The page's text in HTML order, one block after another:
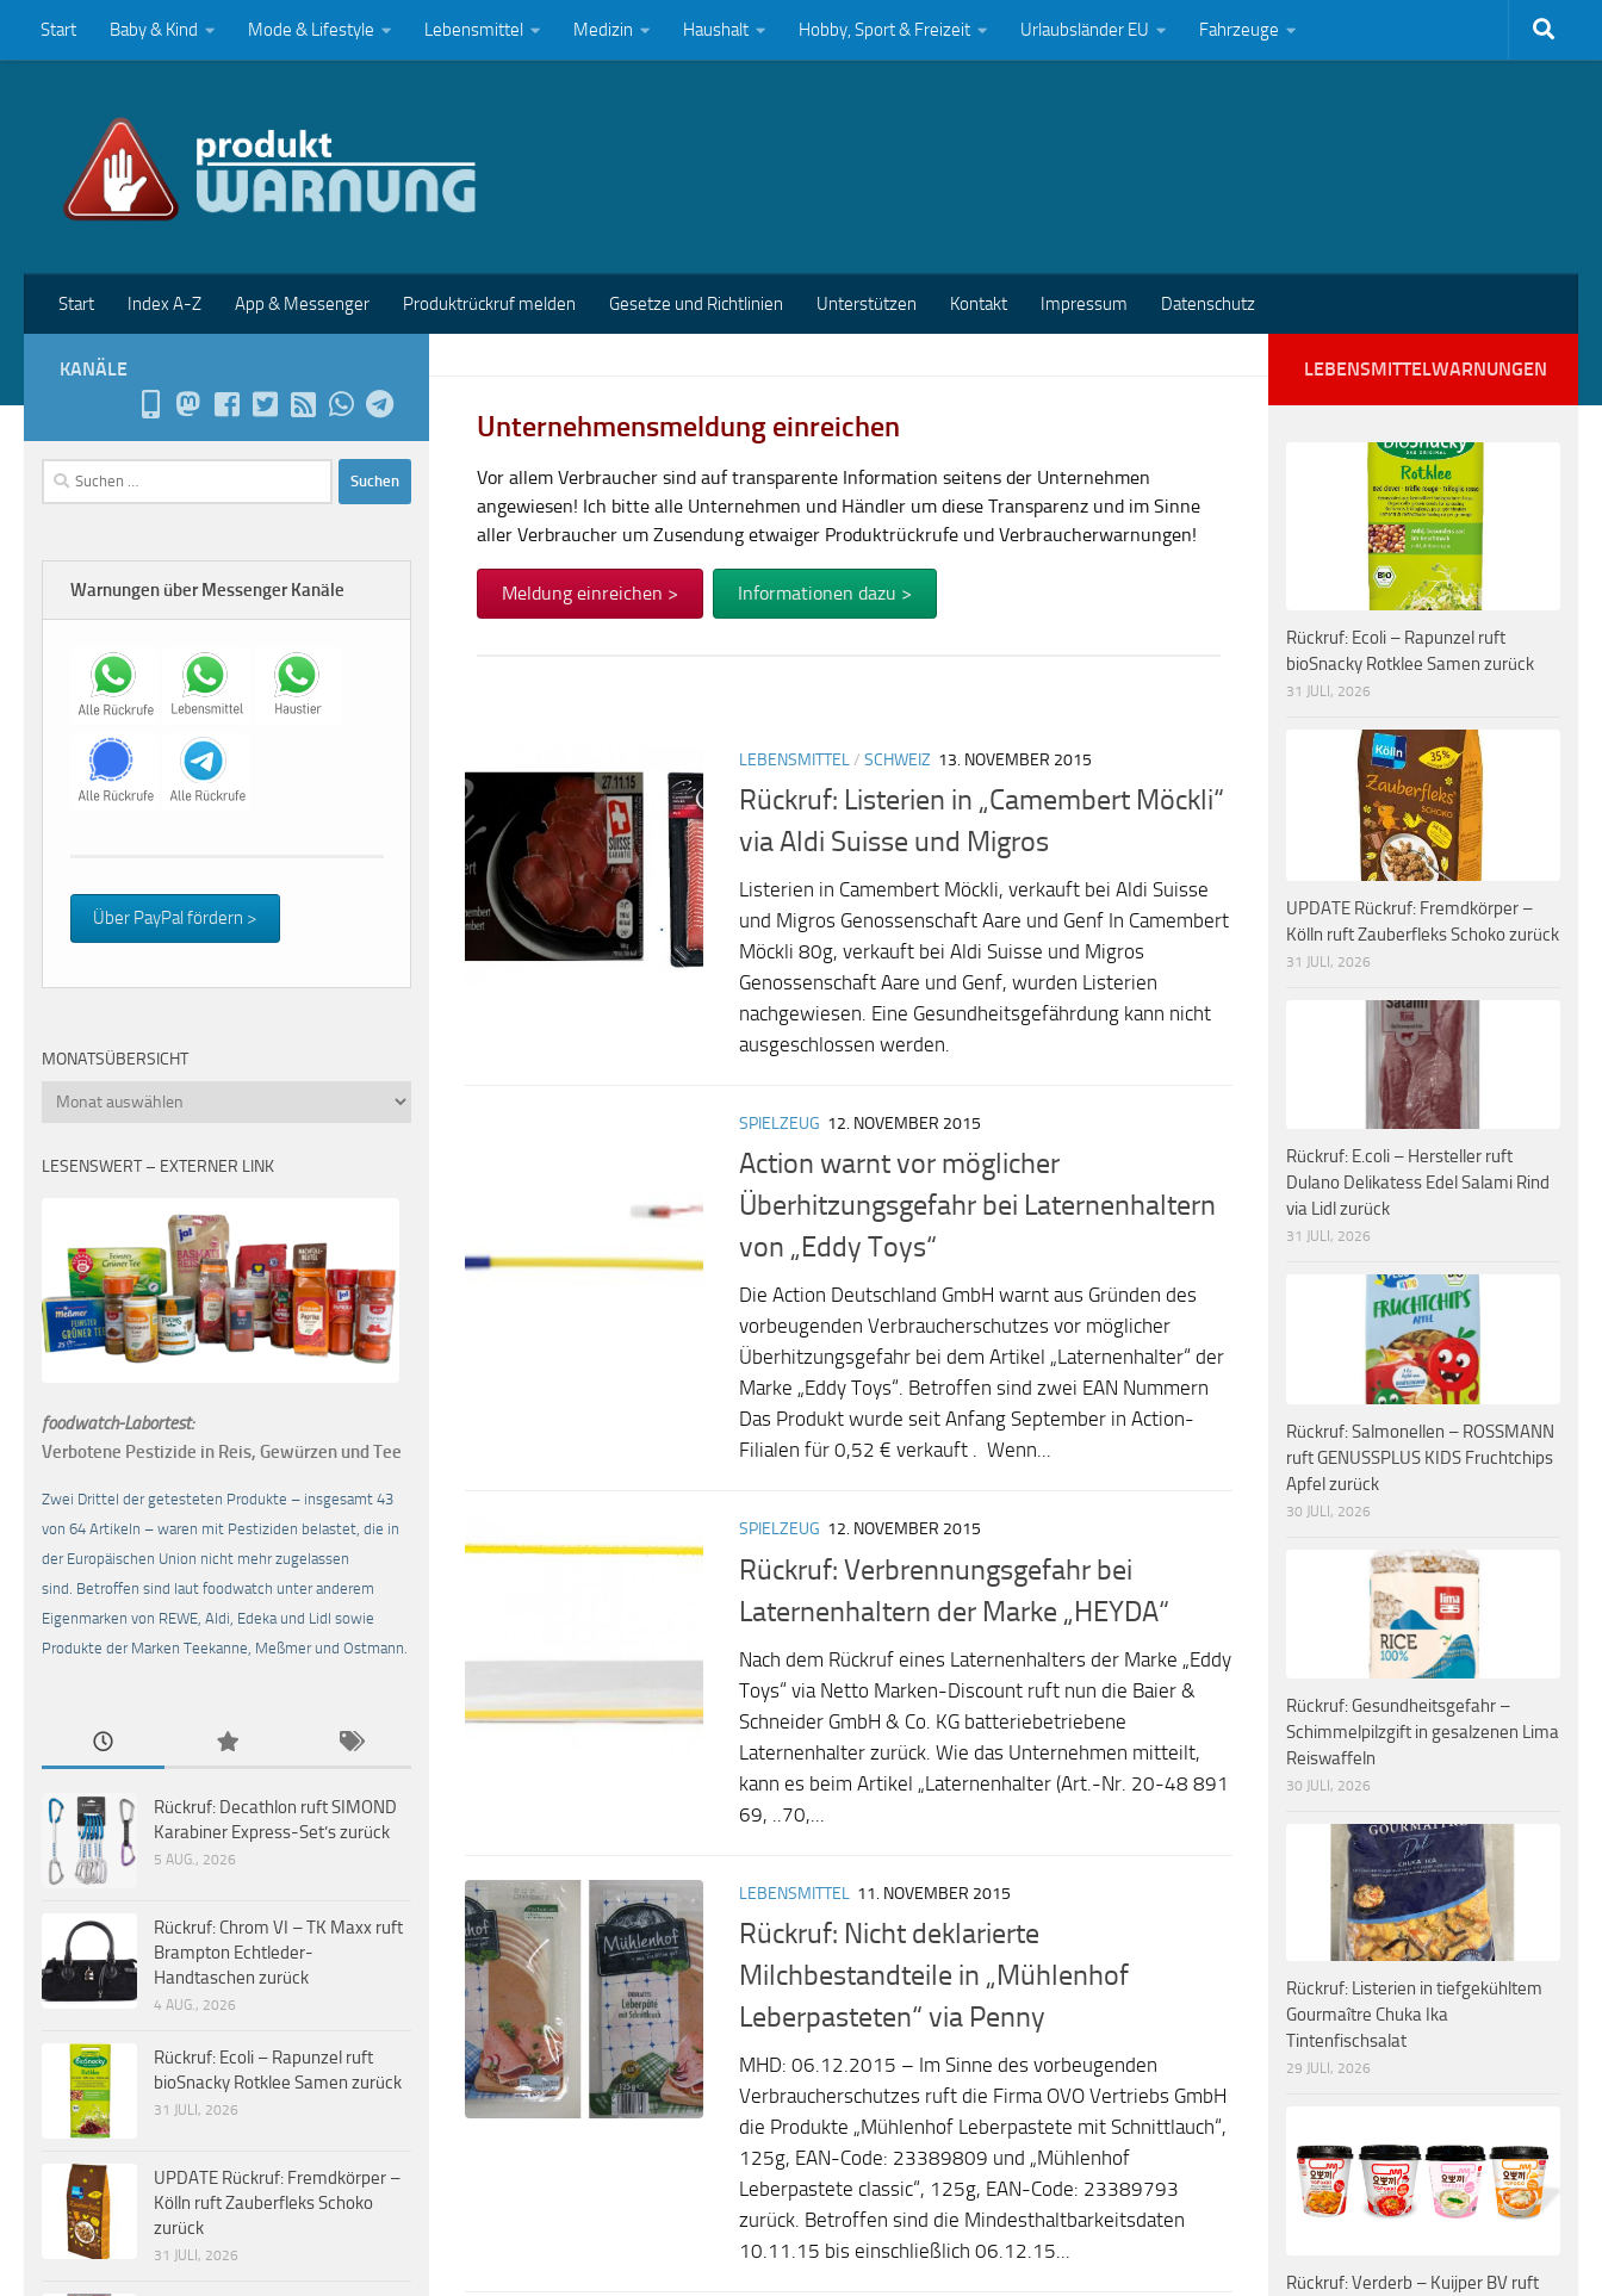
Zum Inhalt springen
Start Baby & Kind Mode & Lifestyle Lebensmittel Medizin Haushalt Hobby, Sport & Freizeit Urlaubsländer EU Fahrzeuge
Start Index A-Z App & Messenger Produktrückruf melden Gesetze und Richtlinien Unterstützen Kontakt Impressum Datenschutz
Unternehmensmeldung einreichen
Vor allem Verbraucher sind auf transparente Information seitens der Unternehmen
angewiesen! Ich bitte alle Unternehmen und Händler um diese Transparenz und im Sinne
aller Verbraucher um Zusendung etwaiger Produktrückrufe und Verbraucherwarnungen!
Meldung einreichen > Informationen dazu >
LEBENSMITTEL/ SCHWEIZ 13. NOVEMBER 2015
Rückruf: Listerien in „Camembert Möckli“
via Aldi Suisse und Migros
Listerien in Camembert Möckli, verkauft bei Aldi Suisse
und Migros Genossenschaft Aare und Genf In Camembert
Möckli 80g, verkauft bei Aldi Suisse und Migros
Genossenschaft Aare und Genf, wurden Listerien
nachgewiesen. Eine Gesundheitsgefährdung kann nicht
ausgeschlossen werden.
SPIELZEUG 12. NOVEMBER 2015
Action warnt vor möglicher
Überhitzungsgefahr bei Laternenhaltern
von „Eddy Toys“
Die Action Deutschland GmbH warnt aus Gründen des
vorbeugenden Verbraucherschutzes vor möglicher
Überhitzungsgefahr bei dem Artikel „Laternenhalter“ der
Marke „Eddy Toys“. Betroffen sind zwei EAN Nummern
Das Produkt wurde seit Anfang September in Action-
Filialen für 0,52 € verkauft . Wenn...
SPIELZEUG 12. NOVEMBER 2015
Rückruf: Verbrennungsgefahr bei
Laternenhaltern der Marke „HEYDA“
Nach dem Rückruf eines Laternenhalters der Marke „Eddy
Toys“ via Netto Marken-Discount ruft nun die Baier &
Schneider GmbH & Co. KG batteriebetriebene
Laternenhalter zurück. Wie das Unternehmen mitteilt,
kann es beim Artikel „Laternenhalter (Art.-Nr. 20-48 891
69, ..70,...
LEBENSMITTEL 11. NOVEMBER 2015
Rückruf: Nicht deklarierte
Milchbestandteile in „Mühlenhof
Leberpasteten“ via Penny
MHD: 06.12.2015 – Im Sinne des vorbeugenden
Verbraucherschutzes ruft die Firma OVO Vertriebs GmbH
die Produkte „Mühlenhof Leberpastete mit Schnittlauch“,
125g, EAN-Code: 23389809 und „Mühlenhof
Leberpastete classic“, 125g, EAN-Code: 23389793
zurück. Betroffen sind die Mindesthaltbarkeitsdaten
10.11.15 bis einschließlich 06.12.15...
KANÄLE
Suchen
nach:
Warnungen über Messenger Kanäle
Über PayPal fördern >
MONATSÜBERSICHT
Monatsübersicht
LESENSWERT – EXTERNER LINK
foodwatch-Labortest:
Verbotene Pestizide in Reis, Gewürzen und Tee
Zwei Drittel der getesteten Produkte – insgesamt 43
von 64 Artikeln – waren mit Pestiziden belastet, die in
der Europäischen Union nicht mehr zugelassen
sind. Betroffen sind laut foodwatch unter anderem
Eigenmarken von REWE, Aldi, Edeka und Lidl sowie
Produkte der Marken Teekanne, Meßmer und Ostmann.
Rückruf: Decathlon ruft SIMOND
Karabiner Express-Set’s zurück
5 AUG., 2026
Rückruf: Chrom VI – TK Maxx ruft
Brampton Echtleder-
Handtaschen zurück
4 AUG., 2026
Rückruf: Ecoli – Rapunzel ruft
bioSnacky Rotklee Samen zurück
31 JULI, 2026
UPDATE Rückruf: Fremdkörper –
Kölln ruft Zauberfleks Schoko
zurück
31 JULI, 2026
LEBENSMITTELWARNUNGEN
Rückruf: Ecoli – Rapunzel ruft
bioSnacky Rotklee Samen zurück
31 JULI, 2026
UPDATE Rückruf: Fremdkörper –
Kölln ruft Zauberfleks Schoko zurück
31 JULI, 2026
Rückruf: E.coli – Hersteller ruft
Dulano Delikatess Edel Salami Rind
via Lidl zurück
31 JULI, 2026
Rückruf: Salmonellen – ROSSMANN
ruft GENUSSPLUS KIDS Fruchtchips
Apfel zurück
30 JULI, 2026
Rückruf: Gesundheitsgefahr –
Schimmelpilzgift in gesalzenen Lima
Reiswaffeln
30 JULI, 2026
Rückruf: Listerien in tiefgekühltem
Gourmaître Chuka Ika
Tintenfischsalat
29 JULI, 2026
Rückruf: Verderb – Kuijper BV ruft